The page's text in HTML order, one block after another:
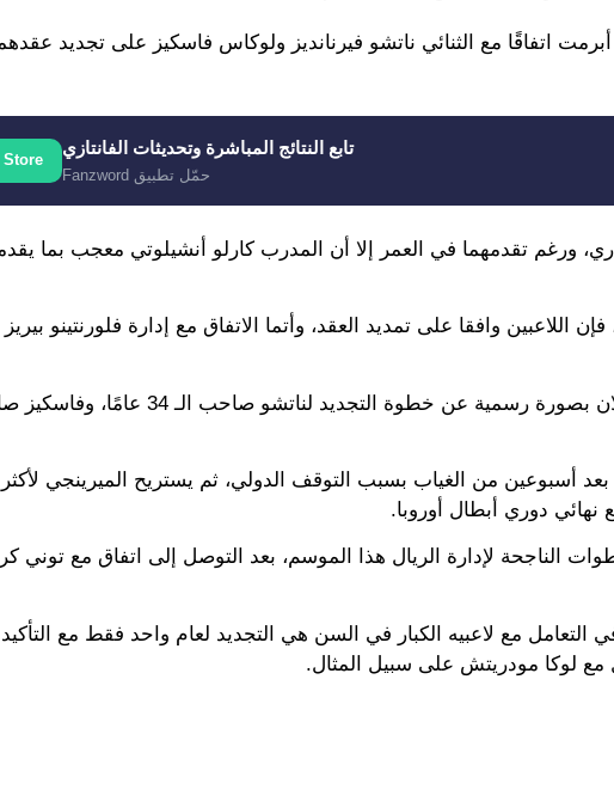
اتفاقًا مع الثنائي ناتشو فيرنانديز ولوكاس فاسكيز على تجديد
تابع النتائج المباشرة وتحديثات الفانتازي
حمّل تطبيق Fanzword
ورغم تقدمهما في العمر إلا أن المدرب كارلو أنشيلوتي معجب بما
وافقا على تمديد العقد، وأتما الاتفاق مع إدارة فلورنتينو
بعد أسبوعين من الغياب بسبب التوقف الدولي، ثم يستريح الميرينجي
دوري أبطال أوروبا.
الناجحة لإدارة الريال هذا الموسم، بعد التوصل إلى اتفاق مع توني
مع لاعبيه الكبار في السن هي التجديد لعام واحد فقط مع التأكيد
مع لوكا مودريتش على سبيل المثال.